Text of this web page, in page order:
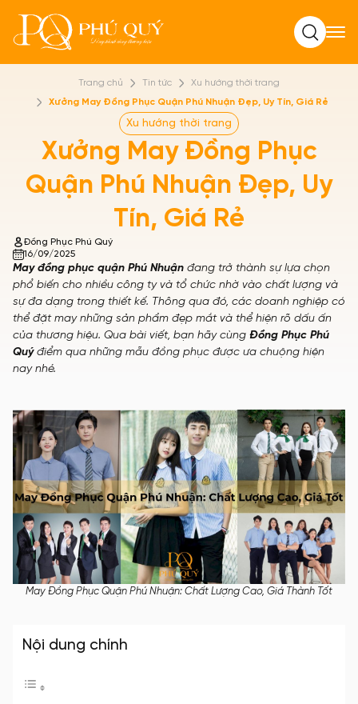
Tìm kiếm
Trang chủ Tin tức
Xu hướng thời trang
Xưởng May Đồng Phục Quận Phú Nhuận Đẹp, Uy Tín, Giá Rẻ
Xu hướng thời trang
Xưởng May Đồng Phục
Quận Phú Nhuận Đẹp, Uy
Tín, Giá Rẻ
Đồng Phục Phú Quý
16/09/2025
May đồng phục quận Phú Nhuận đang trở thành sự lựa chọn
phổ biến cho nhiều công ty và tổ chức nhờ vào chất lượng và
sự đa dạng trong thiết kế. Thông qua đó, các doanh nghiệp có
thể đặt may những sản phẩm đẹp mắt và thể hiện rõ dấu ấn
của thương hiệu. Qua bài viết, bạn hãy cùng Đồng Phục Phú
Quý điểm qua những mẫu đồng phục được ưa chuộng hiện
nay nhé.
May Đồng Phục Quận Phú Nhuận: Chất Lượng Cao, Giá Thành Tốt
Nội dung chính